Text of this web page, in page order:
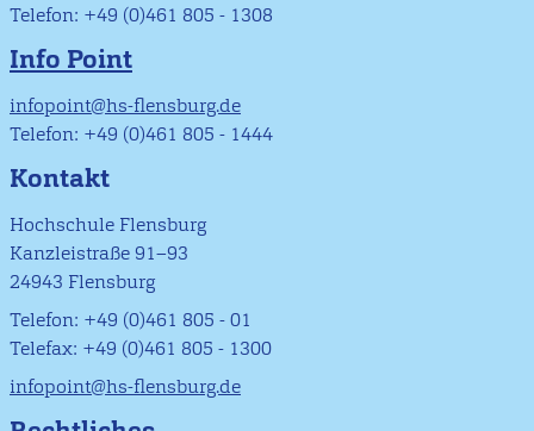
Telefon: +49 (0)461 805 - 1308
Info Point
infopoint@hs-flensburg.de
Telefon: +49 (0)461 805 - 1444
Kontakt
Hochschule Flensburg
Kanzleistraße 91–93
24943 Flensburg
Telefon: +49 (0)461 805 - 01
Telefax: +49 (0)461 805 - 1300
infopoint@hs-flensburg.de